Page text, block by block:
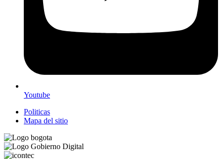
Youtube
Politicas
Mapa del sitio